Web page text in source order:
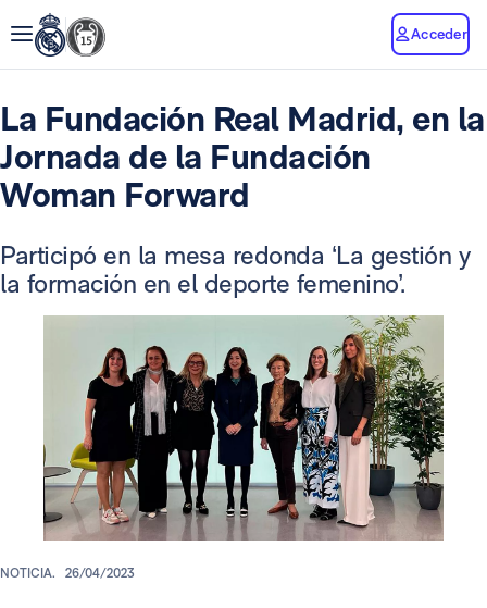
Acceder
La Fundación Real Madrid, en la
Jornada de la Fundación
Woman Forward
Participó en la mesa redonda ‘La gestión y
la formación en el deporte femenino’.
NOTICIA. 26/04/2023